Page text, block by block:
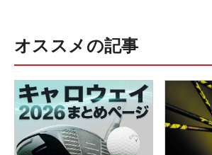
オススメの記事